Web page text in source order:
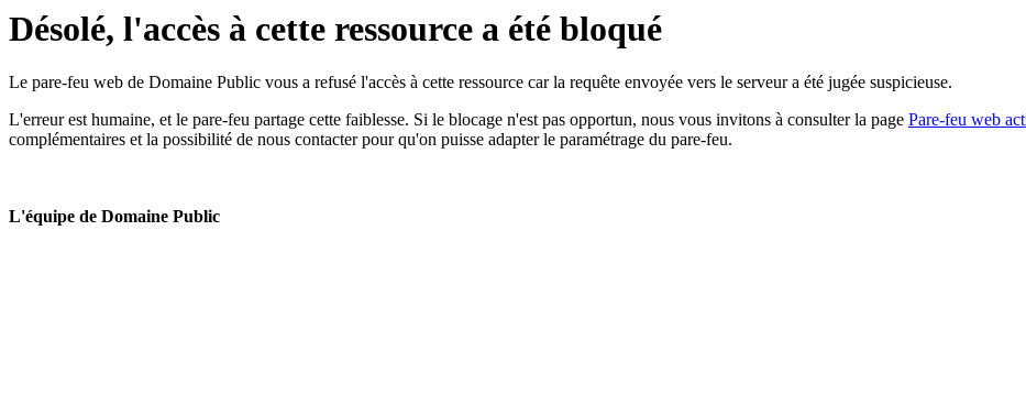
Désolé, l'accès à cette ressource a été bloqué
Le pare-feu web de Domaine Public vous a refusé l'accès à cette ressource car la requête envoyée vers le serveur a été jugée suspicieuse.
L'erreur est humaine, et le pare-feu partage cette faiblesse. Si le blocage n'est pas opportun, nous vous invitons à consulter la page Pare-feu web
complémentaires et la possibilité de nous contacter pour qu'on puisse adapter le paramétrage du pare-feu.
L'équipe de Domaine Public